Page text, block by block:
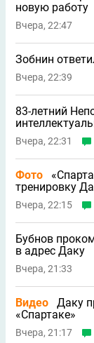
новую работу
Вчера, 22:47
Зобнин
Вчера, 22:39
83-летний
Вчера, 22:31
Фото
тренировку
Вчера, 22:15
Бубнов
в адрес Даку
Вчера, 21:33
Видео
Даку
«Спартаке»
Вчера, 21:17